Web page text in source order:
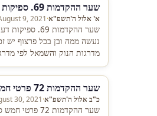
שער ההקדמות 69. ספיקות דעתיק א - כללות ספיקות
א' אלול ה'תשפ"א·
9, 2021
שער ההקדמות
נעשה ממה ובן בכל פרצוף יש
מדרגות הנוק והשמאל לפי
שער ההקדמות 72 פרטי חמש ספקות רישא דעתיק
כ"ב אלול ה'תשפ"א·
30, 2021
שער ההקדמות